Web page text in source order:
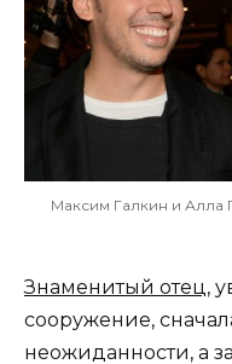
Максим Галкин и Алла
Знаменитый отец,
сооружение,
неожиданности, а